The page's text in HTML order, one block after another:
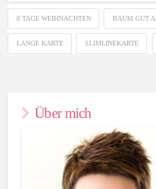
8 TAGE WEIHNACHTEN BAUM GUT
LANGE KARTE SLIMLINEKARTE
Über mich